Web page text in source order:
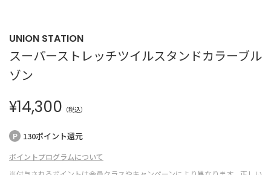
UNION STATION
スーパーストレッチツイルスタンドカラーブル
ゾン
¥14,300 （税込）
130ポイント還元
ポイントプログラムについて